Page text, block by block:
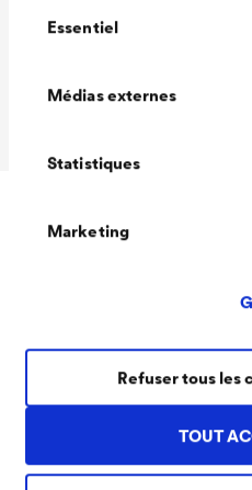
informations dans notre
Sélectionnez les cookies
duEssentiel
Médias externes
Statistiques
Marketing
TOUT
Refuser tous les
Unité